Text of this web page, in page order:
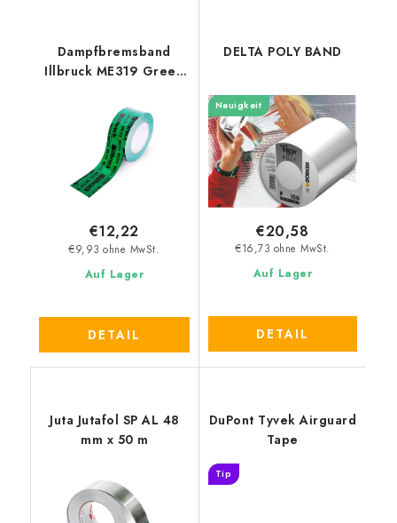
Dampfbremsband
Illbruck ME319 Green
Auf Lager
€9,93 ohne MwSt.
€12,22
DETAIL
DELTA POLY BAND
Neuigkeit
Auf Lager
€16,73 ohne MwSt.
€20,58
DETAIL
Juta Jutafol SP AL 48
mm x 50 m
DuPont Tyvek Airguard
Tape
Tip